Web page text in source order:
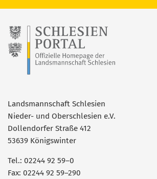
Landsmannschaft Schlesien
Nieder- und Oberschlesien e.V.
Dollendorfer Straße 412
53639 Königswinter
Tel.: 02244 92 59–0
Fax: 02244 92 59–290